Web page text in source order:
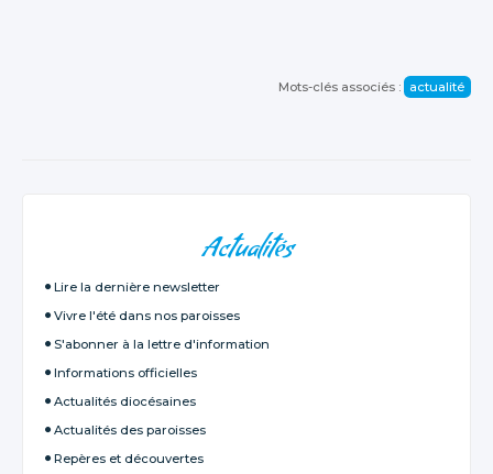
Mots-clés associés : actualité
Actualités
Lire la dernière newsletter
Vivre l'été dans nos paroisses
S'abonner à la lettre d'information
Informations officielles
Actualités diocésaines
Actualités des paroisses
Repères et découvertes